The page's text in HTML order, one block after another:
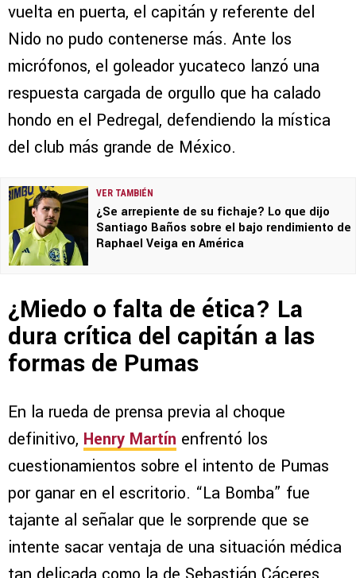
vuelta en puerta, el capitán y referente del
Nido no pudo contenerse más. Ante los
micrófonos, el goleador yucateco lanzó una
respuesta cargada de orgullo que ha calado
hondo en el Pedregal, defendiendo la mística
del club más grande de México.
VER TAMBIÉN
¿Se arrepiente de su fichaje? Lo que dijo
Santiago Baños sobre el bajo rendimiento de
Raphael Veiga en América
¿Miedo o falta de ética? La
dura crítica del capitán a las
formas de Pumas
En la rueda de prensa previa al choque
definitivo, Henry Martín enfrentó los
cuestionamientos sobre el intento de Pumas
por ganar en el escritorio. “La Bomba” fue
tajante al señalar que le sorprende que se
intente sacar ventaja de una situación médica